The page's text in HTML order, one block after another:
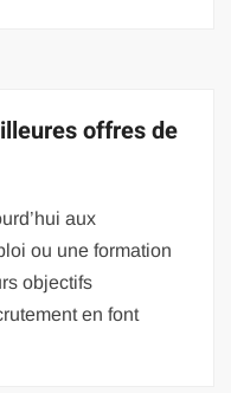
offres de
aux
ou une formation
objectifs
en font